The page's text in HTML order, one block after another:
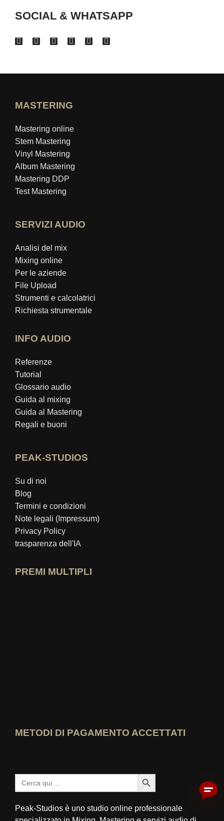
SOCIAL & WHATSAPP
MASTERING
Mastering online
Stem Mastering
Vinyl Mastering
Album Mastering
Mastering DDP
Test Mastering
SERVIZI AUDIO
Analisi del mix
Mixing online
Per le aziende
File Upload
Strumenti e calcolatrici
Richiesta strumentale
INFO AUDIO
Referenze
Tutorial
Glossario audio
Guida al mixing
Guida al Mastering
Regali e buoni
PEAK-STUDIOS
Su di noi
Blog
Termini e condizioni
Note legali (Impressum)
Privacy Policy
trasparenza dell'IA
PREMI MULTIPLI
METODI DI PAGAMENTO ACCETTATI
Cercare: Pulsante di ricerca
Peak-Studios è uno studio online professionale